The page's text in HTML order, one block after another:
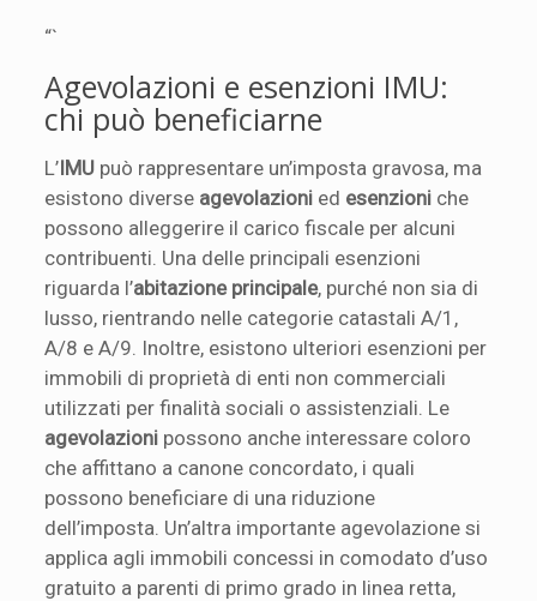
“`
Agevolazioni e esenzioni IMU:
chi può beneficiarne
L’IMU può rappresentare un’imposta gravosa, ma
esistono diverse agevolazioni ed esenzioni che
possono alleggerire il carico fiscale per alcuni
contribuenti. Una delle principali esenzioni
riguarda l’abitazione principale, purché non sia di
lusso, rientrando nelle categorie catastali A/1,
A/8 e A/9. Inoltre, esistono ulteriori esenzioni per
immobili di proprietà di enti non commerciali
utilizzati per finalità sociali o assistenziali. Le
agevolazioni possono anche interessare coloro
che affittano a canone concordato, i quali
possono beneficiare di una riduzione
dell’imposta. Un’altra importante agevolazione si
applica agli immobili concessi in comodato d’uso
gratuito a parenti di primo grado in linea retta,